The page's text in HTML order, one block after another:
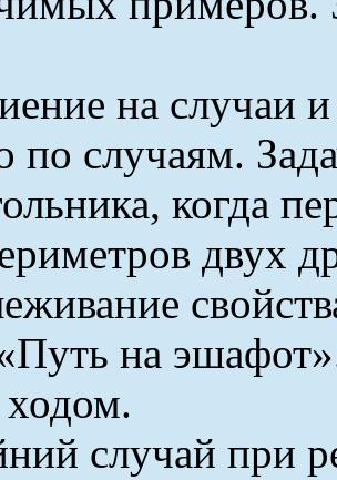
на случаи
по случаям.
когда
двух
на
случай при